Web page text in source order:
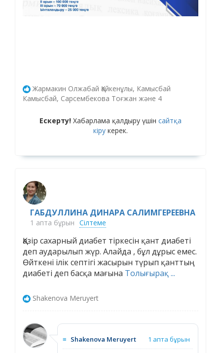
Жармакин Олжабай Қайкенұлы, Камысбай
Камысбай, Сарсембекова Тоғжан және 4
Ескерту! Хабарлама қалдыру үшін сайтқа
кіру керек.
ГАБДУЛЛИНА ДИНАРА САЛИМГЕРЕЕВНА
1 апта бұрын Сілтеме
Қазір сахарный диабет тіркесін қант диабеті
деп аударылып жүр. Алайда , бұл дұрыс емес.
Өйткені ілік септігі жасырын түрып қанттың
диабеті деп басқа мағына Толығырақ ...
Shakenova Meruyert
≡ Shakenova Meruyert 1 апта бұрын